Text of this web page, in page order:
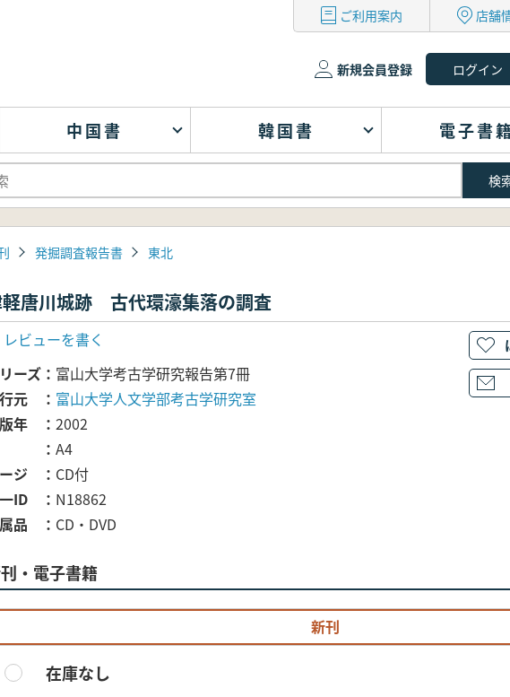
ご利用案内 店舗
新規会員登録
中国書 韓国書 電子書
発掘調査報告書 東北
唐川城跡 古代環濠集落の調査
レビューを書く
ーズ
富山大学考古学研究報告第7冊
元
富山大学人文学部考古学研究室
年
2002
A4
ジ
CD付
ID
N18862
品
CD・DVD
・電子書籍
新刊
在庫なし